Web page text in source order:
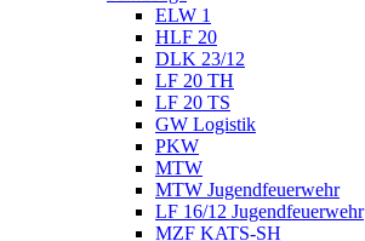
ELW 1
HLF 20
DLK 23/12
LF 20 TH
LF 20 TS
GW Logistik
PKW
MTW
MTW Jugendfeuerwehr
LF 16/12 Jugendfeuerwehr
MZF KATS-SH